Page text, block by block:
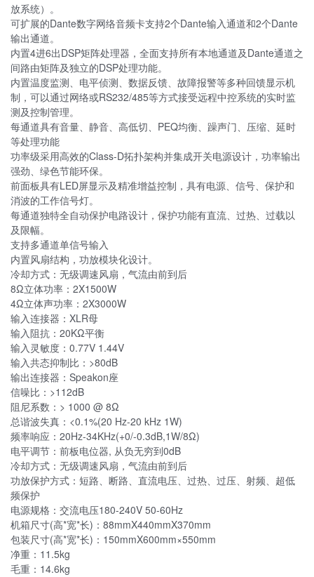
放系统）。
可扩展的Dante数字网络音频卡支持2个Dante输入通道和2个Dante
输出通道。
内置4进6出DSP矩阵处理器，全面支持所有本地通道及Dante通道之
间路由矩阵及独立的DSP处理功能。
内置温度监测、电平侦测、数据反馈、故障报警等多种回馈显示机
制，可以通过网络或RS232/485等方式接受远程中控系统的实时监
测及控制管理。
每通道具有音量、静音、高低切、PEQ均衡、躁声门、压缩、延时
等处理功能
功率级采用高效的Class-D拓扑架构并集成开关电源设计，功率输出
强劲、绿色节能环保。
前面板具有LED屏显示及精准增益控制，具有电源、信号、保护和
消波的工作信号灯。
每通道独特全自动保护电路设计，保护功能有直流、过热、过载以
及限幅。
支持多通道单信号输入
内置风扇结构，功放模块化设计。
冷却方式：无级调速风扇，气流由前到后
8Ω立体功率：2X1500W
4Ω立体声功率：2X3000W
输入连接器：XLR母
输入阻抗：20KΩ平衡
输入灵敏度：0.77V 1.44V
输入共态抑制比：>80dB
输出连接器：Speakon座
信噪比：>112dB
阻尼系数：> 1000 @ 8Ω
总谐波失真：<0.1%(20 Hz-20 kHz 1W)
频率响应：20Hz-34KHz(+0/-0.3dB,1W/8Ω)
电平调节：前板电位器, 从负无穷到0dB
冷却方式：无级调速风扇，气流由前到后
功放保护方式：短路、断路、直流电压、过热、过压、射频、超低
频保护
电源规格：交流电压180-240V 50-60Hz
机箱尺寸(高*宽*长)：88mmX440mmX370mm
包装尺寸(高*宽*长)：150mmX600mm×550mm
净重：11.5kg
毛重：14.6kg